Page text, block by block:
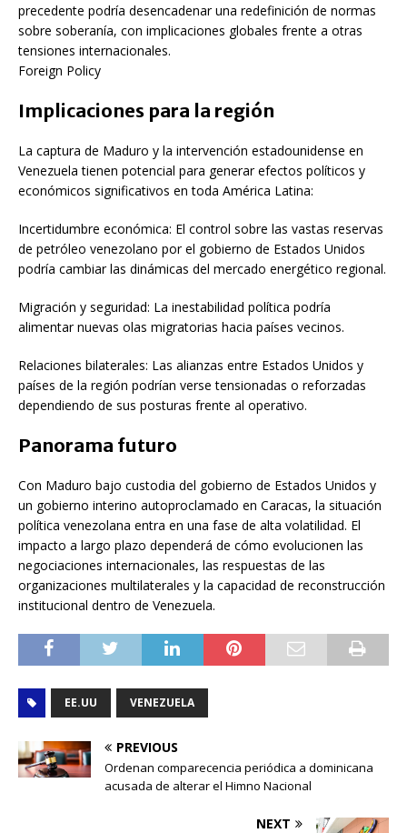
precedente podría desencadenar una redefinición de normas
sobre soberanía, con implicaciones globales frente a otras
tensiones internacionales.
Foreign Policy
Implicaciones para la región
La captura de Maduro y la intervención estadounidense en
Venezuela tienen potencial para generar efectos políticos y
económicos significativos en toda América Latina:
Incertidumbre económica: El control sobre las vastas reservas
de petróleo venezolano por el gobierno de Estados Unidos
podría cambiar las dinámicas del mercado energético regional.
Migración y seguridad: La inestabilidad política podría
alimentar nuevas olas migratorias hacia países vecinos.
Relaciones bilaterales: Las alianzas entre Estados Unidos y
países de la región podrían verse tensionadas o reforzadas
dependiendo de sus posturas frente al operativo.
Panorama futuro
Con Maduro bajo custodia del gobierno de Estados Unidos y
un gobierno interino autoproclamado en Caracas, la situación
política venezolana entra en una fase de alta volatilidad. El
impacto a largo plazo dependerá de cómo evolucionen las
negociaciones internacionales, las respuestas de las
organizaciones multilaterales y la capacidad de reconstrucción
institucional dentro de Venezuela.
EE.UU VENEZUELA
PREVIOUS
Ordenan comparecencia periódica a dominicana
acusada de alterar el Himno Nacional
NEXT